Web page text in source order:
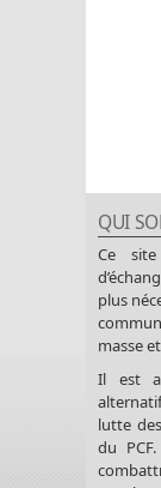
QUI
Ce
plus
masse
Il est
lutte
du